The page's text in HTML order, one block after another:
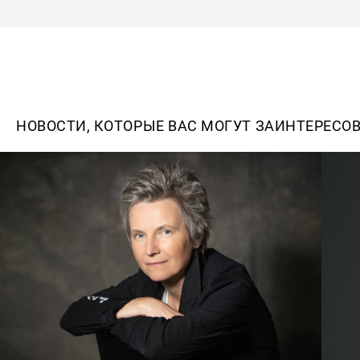
НОВОСТИ, КОТОРЫЕ ВАС МОГУТ